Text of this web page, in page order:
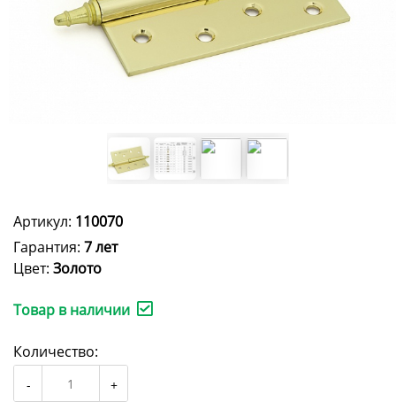
Артикул: 110070
Гарантия: 7 лет
Цвет: Золото
Товар в наличии
Количество: